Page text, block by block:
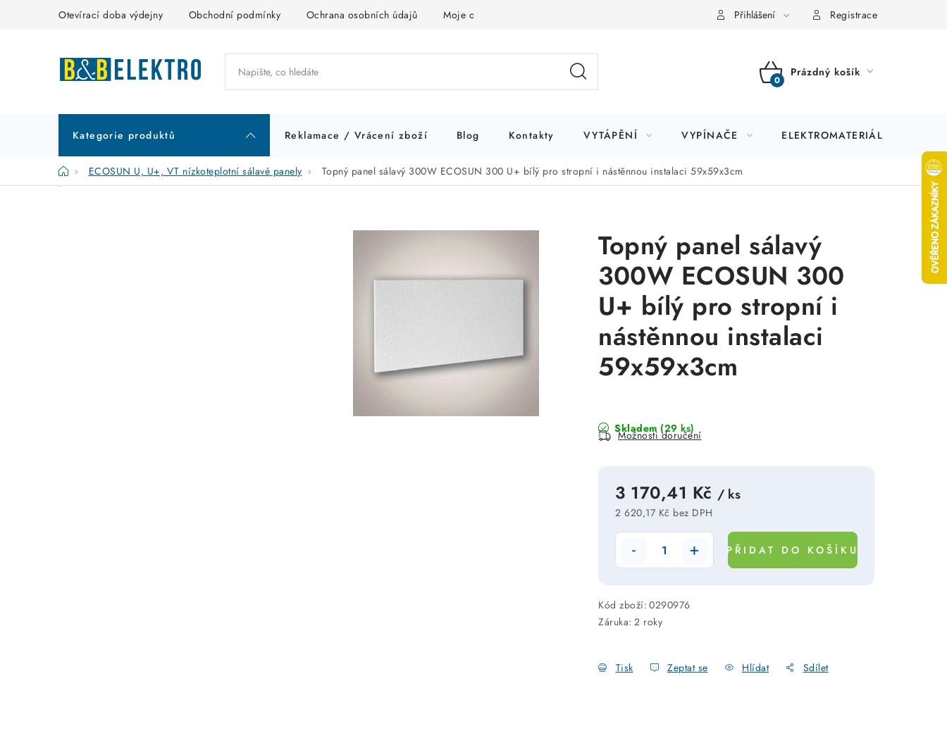
Otevírací doba výdejny Obchodní podmínky Ochrana osobních údajů Moje objednávka Přihlášení Registrace
NÁKUPNÍ
Prázdný košík
Kategorie produktů Reklamace / Vrácení zboží Blog Kontakty VYTÁPĚNÍ VYPÍNAČE ELEKTROMATERIÁL
DomůECOSUN U, U+, VT nízkoteplotní sálavé panely Topný panel sálavý 300W ECOSUN 300 U+ bílý pro stropní i nástěnnou instalaci 59x59x3cm
P
Topný panel sálavý
300W ECOSUN 300
U+ bílý pro stropní i
nástěnnou instalaci
59x59x3cm
Skladem (29 ks)
Možnosti doručení
3 170,41 Kč / ks
2 620,17 Kč bez DPH
PŘIDAT DO KOŠÍKU
Kód zboží: 0290976
Záruka: 2 roky
Tisk Zeptat se Hlídat Sdílet